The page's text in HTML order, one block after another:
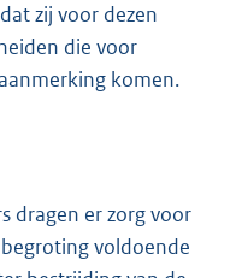
zij voor dezen
die voor
komen.
dragen er zorg voor
voldoende